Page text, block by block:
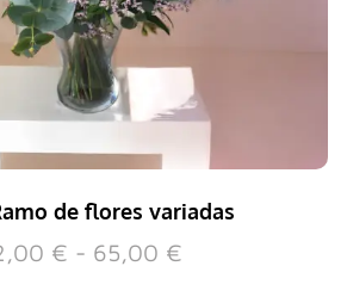
de flores variadas
€ - 65,00 €